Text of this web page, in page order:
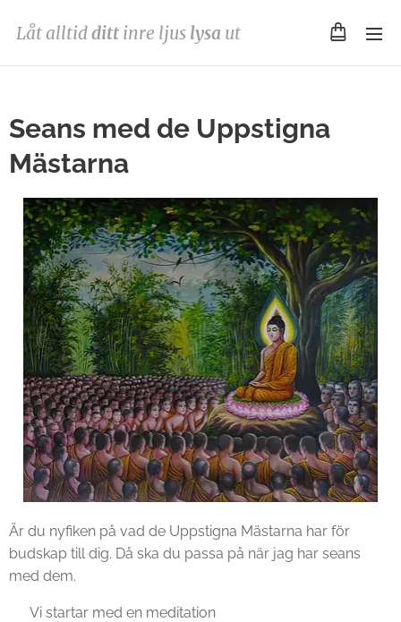
Låt alltidditt inre ljus lysa ut
Seans med de Uppstigna
Mästarna
Är du nyfiken på vad de Uppstigna Mästarna har för
budskap till dig. Då ska du passa på när jag har seans
med dem.
♥ Vi startar med en meditation